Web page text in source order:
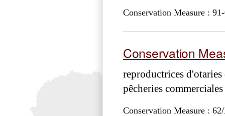
Conservation Measure :
Conservation
reproductrices
pêcheries
Conservation Measure :